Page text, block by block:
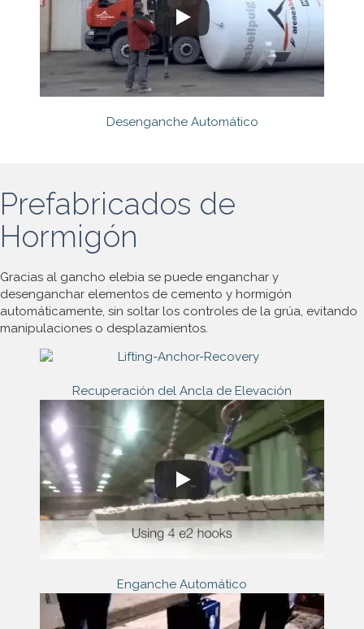
Desenganche Automático
Prefabricados de
Hormigón
Gracias al gancho elebia se puede enganchar y
desenganchar elementos de cemento y hormigón
automáticamente, sin soltar los controles de la grúa, evitando
manipulaciones o desplazamientos.
Recuperación del Ancla de Elevación
Enganche Automático